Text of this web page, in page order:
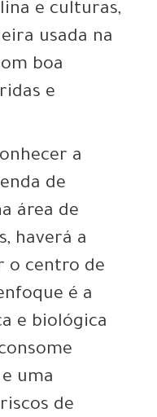
e culturas,
usada na
boa
e
a
de
área de
haverá a
o centro de
é a
e biológica
uma
de